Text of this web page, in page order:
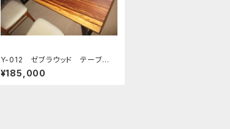
Y-012 ゼブラウッド テーブ
ル 板 ローテーブル ダイニン
グテーブル カウンター 座卓
¥185,000